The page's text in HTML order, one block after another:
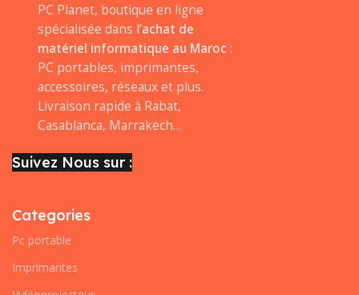
PC Planet, boutique en ligne
spécialisée dans l’achat de
matériel informatique au Maroc :
PC portables, imprimantes,
accessoires, réseaux et plus.
Livraison rapide à Rabat,
Casablanca, Marrakech…
Suivez Nous sur :
Categories
Pc portable
Imprimantes